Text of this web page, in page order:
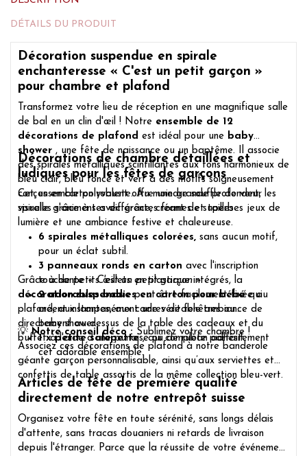
DÉTAILS DU PRODUIT
Décoration suspendue en spirale
enchanteresse « C'est un petit garçon »
pour chambre et plafond
Transformez votre lieu de réception en une magnifique salle
de bal en un clin d'œil ! Notre ensemble de 12
décorations de plafond est idéal pour une baby
shower , une fête de naissance ou un baptême. Il associe
des spirales métalliques scintillantes aux tons harmonieux de
bleu clair, bleu foncé et vert à des motifs soigneusement
conçus en carton robuste. Au moindre souffle de vent, les
spirales s'animent avec grâce, créant de superbes jeux de
lumière et une ambiance festive et chaleureuse.
Décorations de chambre détaillées et
ludiques pour les fêtes de garçons
Cet ensemble polyvalent offre une grande profondeur
visuelle grâce à ses différentes formes et tailles :
6 spirales métalliques colorées, sans aucun motif,
pour un éclat subtil.
3 panneaux ronds en carton avec l'inscription
touchante« C'est un petit garçon ».
2 adorables bodies en carton pour bébéqui
créent instantanément une véritable ambiance de
baby shower.
1 x petite salopette, qui complète parfaitement
cet adorable ensemble.
Grâce à de petits œillets en plastique intégrés, la
décoration suspenduepeut être facilement fixée au
plafond, aux lampes, aux cadres de fenêtres ou
directement au-dessus de la table des cadeaux et du
buffet à l'aide d'une punaise ou de ruban adhésif.
💡Notre conseil déco : Sublimez votre chambre !
Associez ces décorations de plafond à notre banderole
géante garçon personnalisable, ainsi qu’aux serviettes et
confettis de table assortis de la même collection bleu-vert.
Articles de fête de première qualité
directement de notre entrepôt suisse
Organisez votre fête en toute sérénité, sans longs délais
d'attente, sans tracas douaniers ni retards de livraison
depuis l'étranger. Parce que la réussite de votre événement